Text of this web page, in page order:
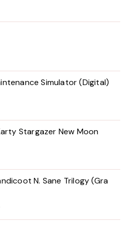
Simulator (Digital)
Stargazer New Moon
N. Sane Trilogy (Gra